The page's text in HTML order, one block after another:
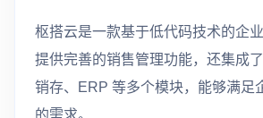
枢搭云是一款基于低代码技术的企
提供完善的销售管理功能，还集成
销存、ERP 等多个模块，能够满足